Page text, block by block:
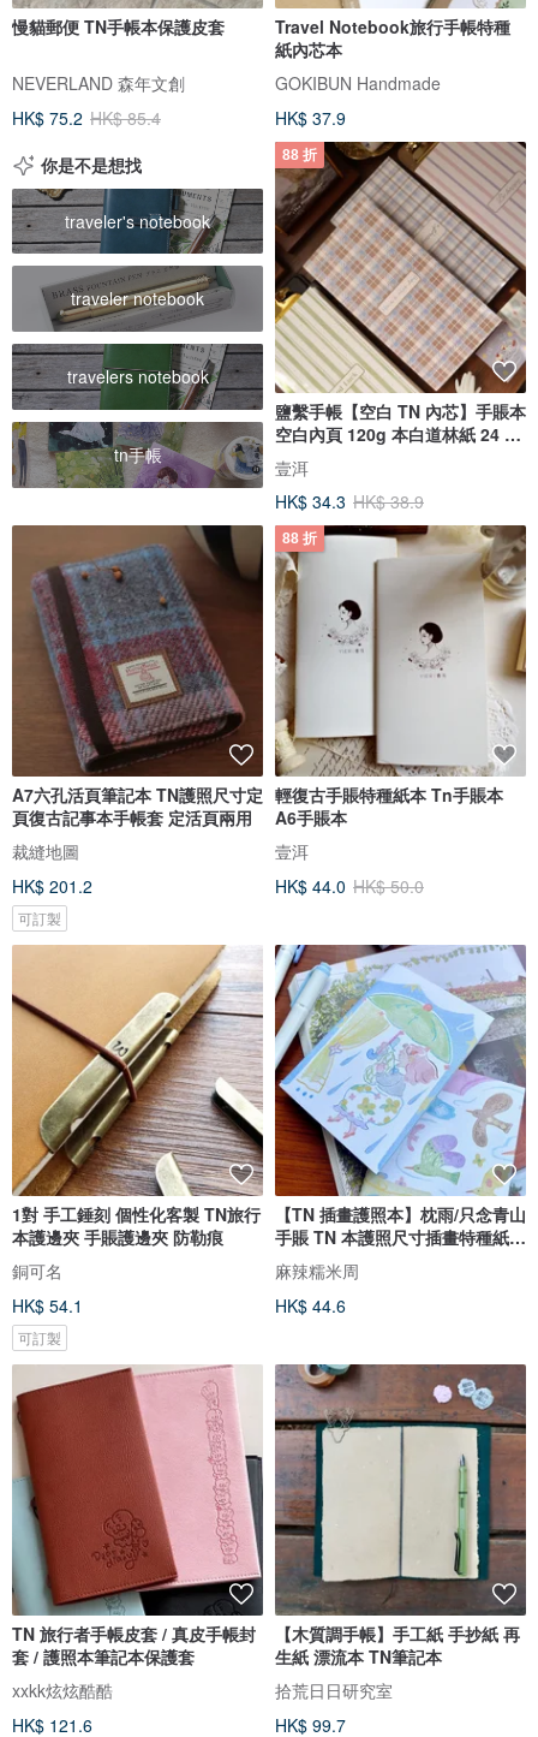
慢貓郵便 TN手帳本保護皮套
NEVERLAND 森年文創
HK$ 75.2 HK$ 85.4
Travel Notebook旅行手帳特種
紙內芯本
GOKIBUN Handmade
HK$ 37.9
你是不是想找
traveler's notebook
traveler notebook
travelers notebook
tn手帳
88 折
鹽繫手帳【空白 TN 內芯】手賬本
空白內頁 120g 本白道林紙 24 張
48P
壹洱
HK$ 34.3 HK$ 38.9
A7六孔活頁筆記本 TN護照尺寸定
頁復古記事本手帳套 定活頁兩用
裁縫地圖
HK$ 201.2
可訂製
88 折
輕復古手賬特種紙本 Tn手賬本
A6手賬本
壹洱
HK$ 44.0 HK$ 50.0
1對 手工錘刻 個性化客製 TN旅行
本護邊夾 手賬護邊夾 防勒痕
銅可名
HK$ 54.1
可訂製
【TN 插畫護照本】枕雨/只念青山
手賬 TN 本護照尺寸插畫特種紙內
頁
麻辣糯米周
HK$ 44.6
TN 旅行者手帳皮套 / 真皮手帳封
套 / 護照本筆記本保護套
xxkk炫炫酷酷
HK$ 121.6
【木質調手帳】手工紙 手抄紙 再
生紙 漂流本 TN筆記本
拾荒日日研究室
HK$ 99.7